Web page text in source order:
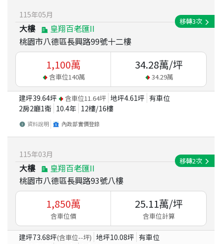
115年05月
大樓
皇翔百老匯II
桃園市八德區長興路99號十二樓
移轉3次
1,100萬
含車位140萬
34.28萬/坪
34.29萬
建坪39.64坪 含車位11.64坪 地坪4.61坪 有車位
2房2廳1衛 10.4年 12樓/16樓
資料說明 內政部實價登錄
115年03月
大樓
皇翔百老匯II
桃園市八德區長興路93號八樓
移轉2次
1,850萬
含車位價
25.11萬/坪
含車位計算
建坪73.68坪(含車位--坪) 地坪10.08坪 有車位